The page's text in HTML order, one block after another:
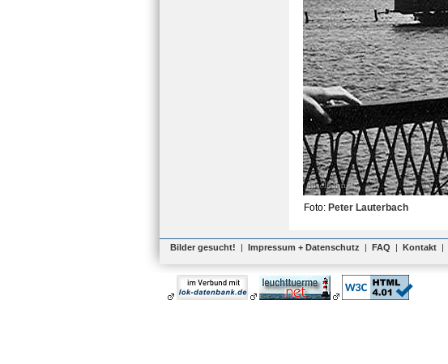
Foto: Peter Lauterbach
Bilder gesucht! | Impressum + Datenschutz | FAQ | Kontakt |